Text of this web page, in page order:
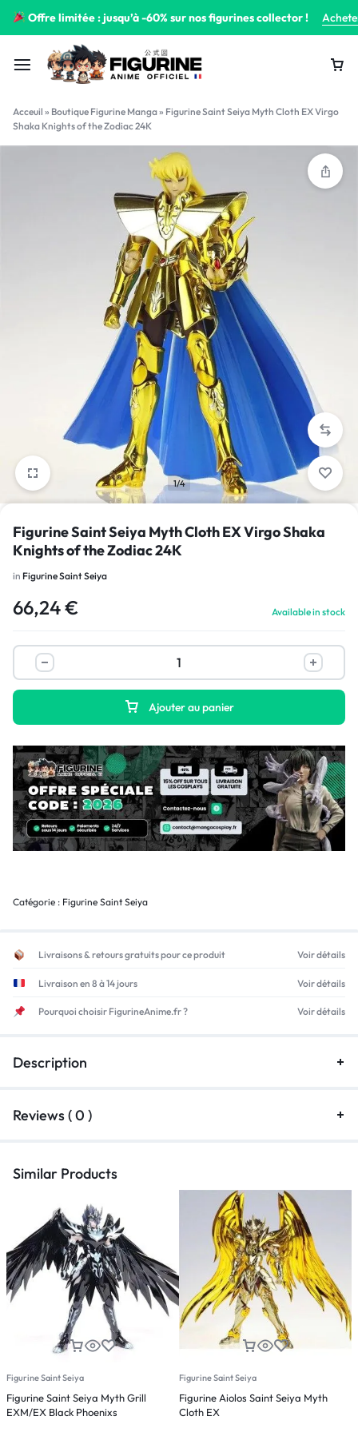
Offre limitée : jusqu’à -60% sur nos figurines collector !
Acceuil » Boutique Figurine Manga» Figurine Saint Seiya Myth Cloth EX Virgo
Shaka Knights of the Zodiac 24K
1/4
Figurine Saint Seiya Myth Cloth EX Virgo Shaka
Knights of the Zodiac 24K
in Figurine Saint Seiya
66,24€ Available in stock
Ajouter au panier
Catégorie : Figurine Saint Seiya
Livraisons & retours gratuits pour ce produit Voir détails
Livraison en 8 à 14 jours Voir détails
Pourquoi choisir FigurineAnime.fr ? Voir détails
Description
Reviews ( 0 )
Similar Products
Figurine Saint Seiya
Figurine Saint Seiya Myth Grill
EXM/EX Black Phoenixs
Figurine Saint Seiya
Figurine Aiolos Saint Seiya Myth
Cloth EX